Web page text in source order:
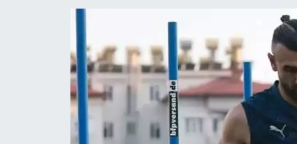
Televizyon